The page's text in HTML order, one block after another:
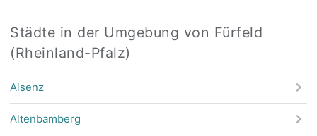
Städte in der Umgebung von Fürfeld
(Rheinland-Pfalz)
Alsenz
Altenbamberg